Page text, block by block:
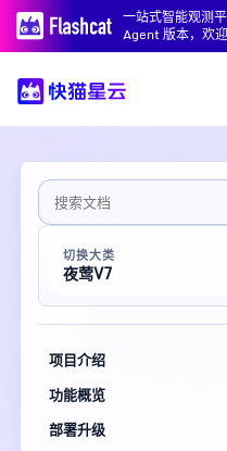
一站式智能观测
Agent 版本，欢迎
切换大类
夜莺V7
项目介绍
功能概览
部署升级